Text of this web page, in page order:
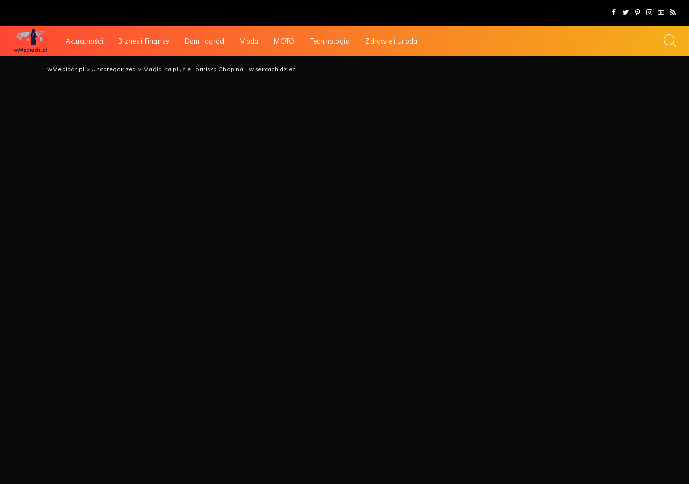
Aktualności Biznes i Finanse Dom i ogród Moda MOTO Technologia Zdrowie i Uroda
wMediach.pl> Uncategorized > Magia na płycie Lotniska Chopina i w sercach dzieci